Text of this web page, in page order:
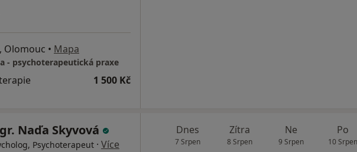
Olomouc • Mapa
- psychoterapeutická praxe
1 500 Kč
Naďa Skyvová
Psychoterapeut · Více
Dnes
7 Srpen
Zítra
8 Srpen
Ne
9 Srpen
Po
10 Srpen